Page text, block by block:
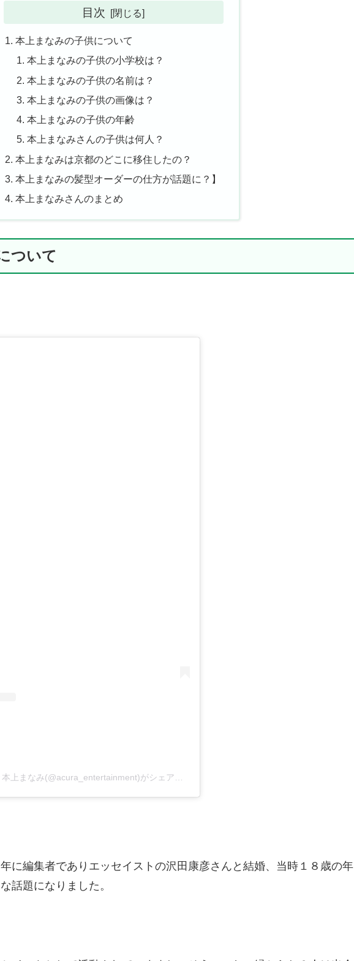
目次
本上まなみの子供について
本上まなみの子供の小学校は？
本上まなみの子供の名前は？
本上まなみの子供の画像は？
本上まなみの子供の年齢
本上まなみさんの子供は何人？
本上まなみは京都のどこに移住したの？
本上まなみの髪型オーダーの仕方が話題に？】
本上まなみさんのまとめ
ついて
に編集者でありエッセイストの沢田康彦さんと結婚、当時１８歳の年
話題になりました。